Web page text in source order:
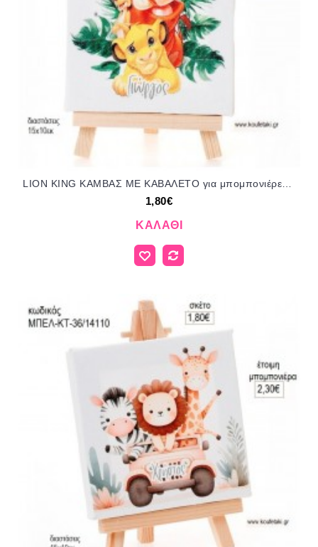
LION KING ΚΑΜΒΑΣ ΜΕ ΚΑΒΑΛΕΤΟ για μπομπονιέρες γούρι δώρο ΜΠΕΛ-ΚΤ-40/14110 1.80€!!!
1,80€
ΚΑΛΆΘΙ